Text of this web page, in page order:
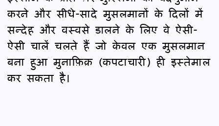
करने और सीधे-सादे मुसलमानों के दिलों में
सन्देह और वस्वसे डालने के लिए वे ऐसी-
ऐसी चालें चलते हैं जो केवल एक मुसलमान
बना हुआ मुनाफ़िक़ (कपटाचारी) ही इस्तेमाल
कर सकता है।